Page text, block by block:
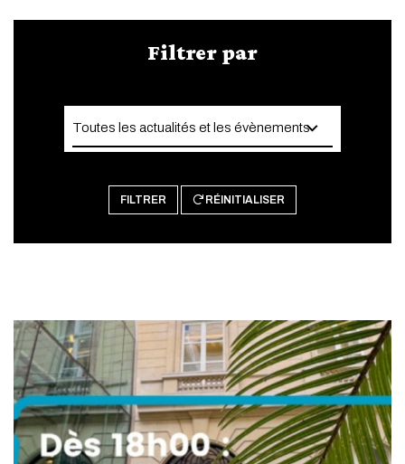
Filtrer par
FILTRER RÉINITIALISER